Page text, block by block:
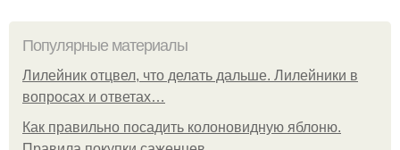
Популярные материалы
Лилейник отцвел, что делать дальше. Лилейники в
вопросах и ответах…
Как правильно посадить колоновидную яблоню.